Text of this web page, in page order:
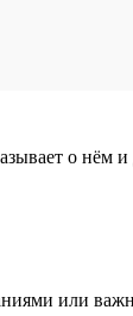
о нём
или